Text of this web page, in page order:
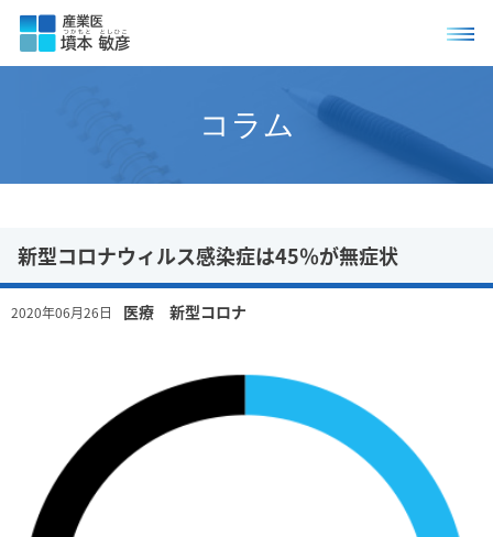
コラム
新型コロナウィルス感染症は45％が無症状
2020年06月26日 医療 新型コロナ